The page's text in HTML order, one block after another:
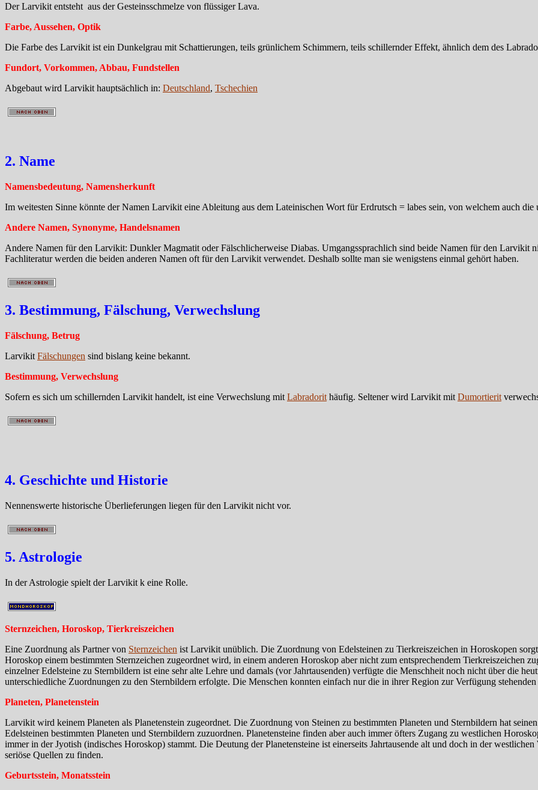
Der Larvikit entsteht aus der Gesteinsschmelze von flüssiger Lava.
Farbe, Aussehen, Optik
Die Farbe des Larvikit ist ein Dunkelgrau mit Schattierungen, teils grünlichem Schimmern, teils schillernder Effekt, ähnlich dem des
Fundort, Vorkommen, Abbau, Fundstellen
Abgebaut wird Larvikit hauptsächlich in: Deutschland, Tschechien
2. Name
Namensbedeutung, Namensherkunft
Im weitesten Sinne könnte der Namen Larvikit eine Ableitung aus dem Lateinischen Wort für Erdrutsch = labes sein, von welchem auch
Andere Namen, Synonyme, Handelsnamen
Andere Namen für den Larvikit: Dunkler Magmatit oder Fälschlicherweise Diabas. Umgangssprachlich sind beide Namen für den Larvikit
Fachliteratur werden die beiden anderen Namen oft für den Larvikit verwendet. Deshalb sollte man sie wenigstens einmal gehört haben.
3. Bestimmung, Fälschung, Verwechslung
Fälschung, Betrug
Larvikit Fälschungen sind bislang keine bekannt.
Bestimmung, Verwechslung
Sofern es sich um schillernden Larvikit handelt, ist eine Verwechslung mit Labradorit häufig. Seltener wird Larvikit mit Dumortierit
4. Geschichte und Historie
Nennenswerte historische Überlieferungen liegen für den Larvikit nicht vor.
5. Astrologie
In der Astrologie spielt der Larvikit k eine Rolle.
Sternzeichen, Horoskop, Tierkreiszeichen
Eine Zuordnung als Partner von Sternzeichen ist Larvikit unüblich. Die Zuordnung von Edelsteinen zu Tierkreiszeichen in Horoskopen
Horoskop einem bestimmten Sternzeichen zugeordnet wird, in einem anderen Horoskop aber nicht zum entsprechendem Tierkreiszeichen
einzelner Edelsteine zu Sternbildern ist eine sehr alte Lehre und damals (vor Jahrtausenden) verfügte die Menschheit noch nicht über die
unterschiedliche Zuordnungen zu den Sternbildern erfolgte. Die Menschen konnten einfach nur die in ihrer Region zur Verfügung
Planeten, Planetenstein
Larvikit wird keinem Planeten als Planetenstein zugeordnet. Die Zuordnung von Steinen zu bestimmten Planeten und Sternbildern hat
Edelsteinen bestimmten Planeten und Sternbildern zuzuordnen. Planetensteine finden aber auch immer öfters Zugang zu westlichen
immer in der Jyotish (indisches Horoskop) stammt. Die Deutung der Planetensteine ist einerseits Jahrtausende alt und doch in der
seriöse Quellen zu finden.
Geburtsstein, Monatsstein